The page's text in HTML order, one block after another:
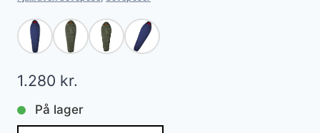
1.280 kr.
På lager